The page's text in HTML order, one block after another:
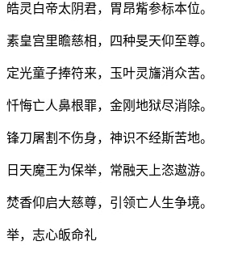
皓灵白帝太阴君，胃昂觜参标本位。
素皇宫里瞻慈相，四种旻天仰至尊。
定光童子捧符来，玉叶灵旛消众苦。
忏悔亡人鼻根罪，金刚地狱尽消除。
锋刀屠割不伤身，神识不经斯苦地。
日天魔王为保举，常融天上恣遨游。
焚香仰启大慈尊，引领亡人生争境。
举，志心皈命礼